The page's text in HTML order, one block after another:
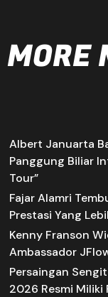
MORE
Albert Januarta
Panggung Biliar
Tour”
Fajar Alamri
Prestasi Yang
Kenny Franson
Ambassador
Persaingan
2026 Resmi Miliki